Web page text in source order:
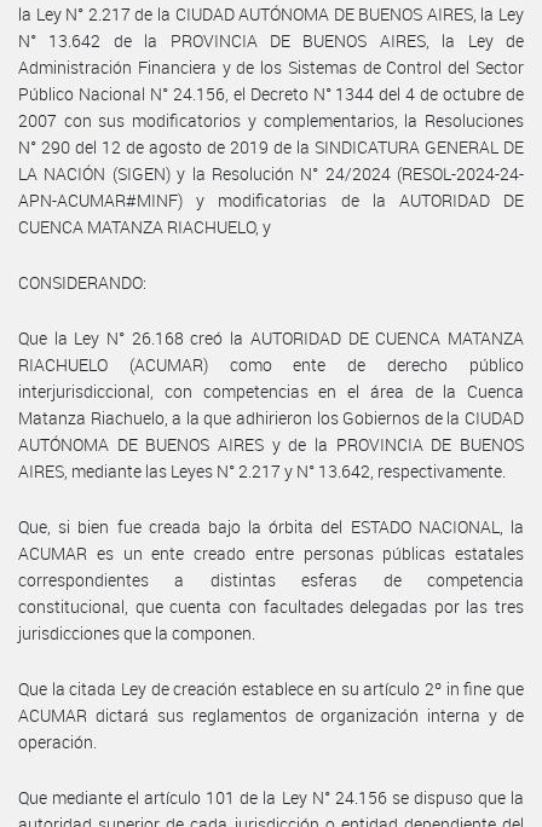
la Ley N° 2.217 de la CIUDAD AUTÓNOMA DE BUENOS AIRES, la Ley
N° 13.642 de la PROVINCIA DE BUENOS AIRES, la Ley de
Administración Financiera y de los Sistemas de Control del Sector
Público Nacional N° 24.156, el Decreto N° 1344 del 4 de octubre de
2007 con sus modificatorios y complementarios, la Resoluciones
N° 290 del 12 de agosto de 2019 de la SINDICATURA GENERAL DE
LA NACIÓN (SIGEN) y la Resolución N° 24/2024 (RESOL-2024-24-
APN-ACUMAR#MINF) y modificatorias de la AUTORIDAD DE
CUENCA MATANZA RIACHUELO, y
CONSIDERANDO:
Que la Ley N° 26.168 creó la AUTORIDAD DE CUENCA MATANZA
RIACHUELO (ACUMAR) como ente de derecho público
interjurisdiccional, con competencias en el área de la Cuenca
Matanza Riachuelo, a la que adhirieron los Gobiernos de la CIUDAD
AUTÓNOMA DE BUENOS AIRES y de la PROVINCIA DE BUENOS
AIRES, mediante las Leyes N° 2.217 y N° 13.642, respectivamente.
Que, si bien fue creada bajo la órbita del ESTADO NACIONAL, la
ACUMAR es un ente creado entre personas públicas estatales
correspondientes a distintas esferas de competencia
constitucional, que cuenta con facultades delegadas por las tres
jurisdicciones que la componen.
Que la citada Ley de creación establece en su artículo 2º in fine que
ACUMAR dictará sus reglamentos de organización interna y de
operación.
Que mediante el artículo 101 de la Ley N° 24.156 se dispuso que la